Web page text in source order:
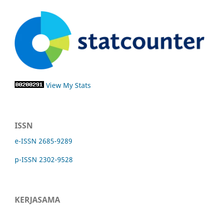
View My Stats
ISSN
e-ISSN 2685-9289
p-ISSN 2302-9528
KERJASAMA